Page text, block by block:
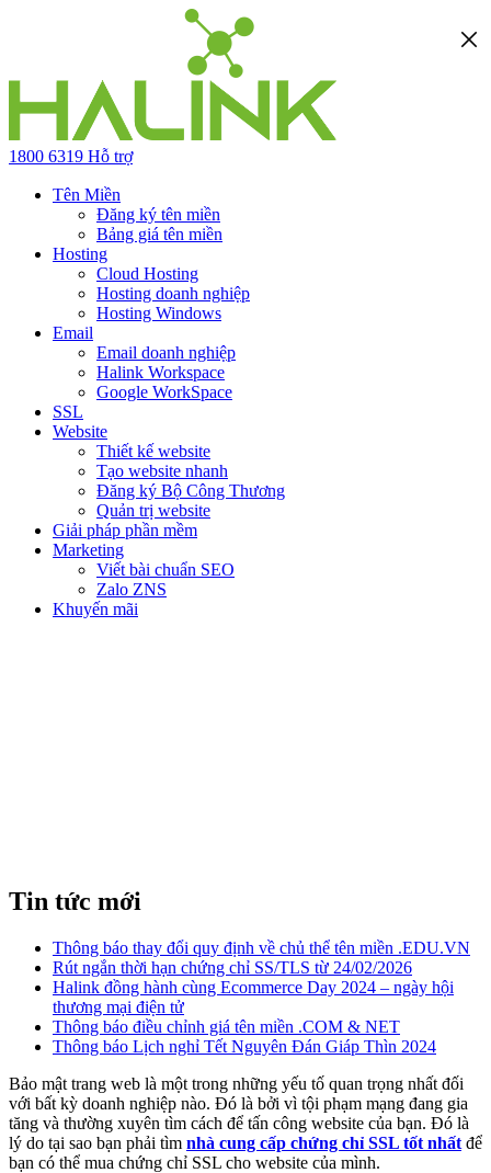
1800 6319 Hỗ trợ
Tên Miền
Đăng ký tên miền
Bảng giá tên miền
Hosting
Cloud Hosting
Hosting doanh nghiệp
Hosting Windows
Email
Email doanh nghiệp
Halink Workspace
Google WorkSpace
SSL
Website
Thiết kế website
Tạo website nhanh
Đăng ký Bộ Công Thương
Quản trị website
Giải pháp phần mềm
Marketing
Viết bài chuẩn SEO
Zalo ZNS
Khuyến mãi
Tin tức mới
Thông báo thay đổi quy định về chủ thể tên miền .EDU.VN
Rút ngắn thời hạn chứng chỉ SS/TLS từ 24/02/2026
Halink đồng hành cùng Ecommerce Day 2024 – ngày hội
thương mại điện tử
Thông báo điều chỉnh giá tên miền .COM & NET
Thông báo Lịch nghỉ Tết Nguyên Đán Giáp Thìn 2024
Bảo mật trang web là một trong những yếu tố quan trọng nhất đối
với bất kỳ doanh nghiệp nào. Đó là bởi vì tội phạm mạng đang gia
tăng và thường xuyên tìm cách để tấn công website của bạn. Đó là
lý do tại sao bạn phải tìm nhà cung cấp chứng chỉ SSL tốt nhất để
bạn có thể mua chứng chỉ SSL cho website của mình.